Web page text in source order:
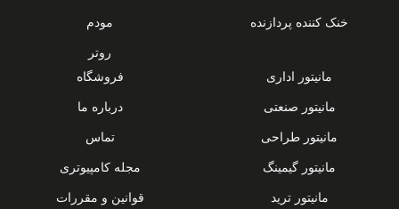
خنک کننده پردازنده مودم
روتر
مانیتور اداری
مانیتور صنعتی
مانیتور طراحی
مانیتور گیمینگ
مانیتور ترید
فروشگاه
درباره ما
تماس
مجله کامپیوتری
قوانین و مقررات